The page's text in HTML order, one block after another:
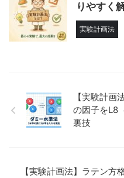
りやすく
実験計画法
【実験計
の因子をL8
裏技
【実験計画法】ラテン方